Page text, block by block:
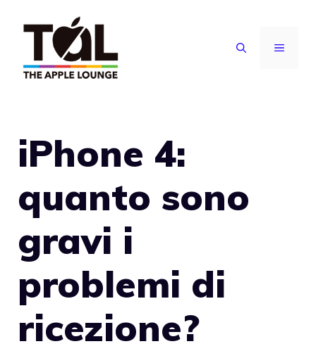
contenuto
MENU
iPhone 4:
quanto sono
gravi i
problemi di
ricezione?